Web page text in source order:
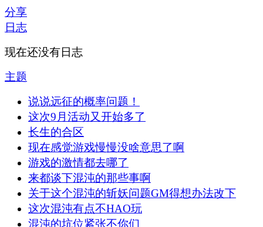
分享
日志
现在还没有日志
主题
说说远征的概率问题！
这次9月活动又开始多了
长生的合区
现在感觉游戏慢慢没啥意思了啊
游戏的激情都去哪了
来都谈下混沌的那些事啊
关于这个混沌的斩妖问题GM得想办法改下
这次混沌有点不HAO玩
混沌的坑位紧张不你们